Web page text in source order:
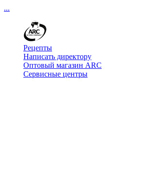
...
Рецепты
Написать директору
Оптовый магазин ARC
Сервисные центры